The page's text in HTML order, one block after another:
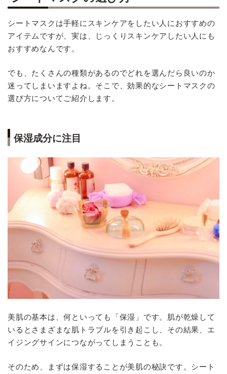
シートマスクは手軽にスキンケアをしたい人におすすめの
アイテムですが、実は、じっくりスキンケアしたい人にも
おすすめなんです。
でも、たくさんの種類があるのでどれを選んだら良いのか
迷ってしまいますよね。そこで、効果的なシートマスクの
選び方についてご紹介します。
保湿成分に注目
美肌の基本は、何といっても「保湿」です。肌が乾燥して
いるとさまざまな肌トラブルを引き起こし、その結果、エ
イジングサインにつながってしまうことも。
そのため、まずは保湿することが美肌の秘訣です。シート